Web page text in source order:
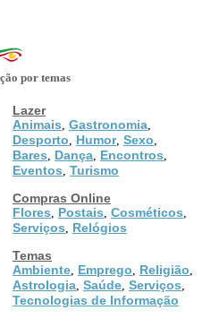
por temas
Lazer
Animais Gastronomia
Desporto Humor, Sexo
Bares Dança Encontros
Eventos Turismo
Compras Online
Flores
Postais Cosméticos
Serviços
Relógios
Temas
Ambiente Emprego Religião
Astrologia Saúde Serviços
Tecnologias de Informação